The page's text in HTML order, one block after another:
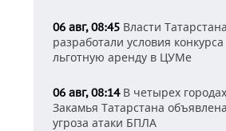
06 авг, 08:45 Власти Татарстана
разработали условия
льготную аренду в ЦУМе
06 авг, 08:14В четырех городах
Закамья Татарстана объявлена
угроза атаки БПЛА